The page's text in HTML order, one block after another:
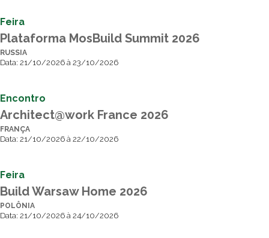
Feira
Plataforma MosBuild Summit 2026
RUSSIA
Data: 21/10/2026 à 23/10/2026
Encontro
Architect@work France 2026
FRANÇA
Data: 21/10/2026 à 22/10/2026
Feira
Build Warsaw Home 2026
POLÔNIA
Data: 21/10/2026 à 24/10/2026